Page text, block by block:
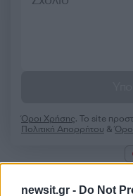
newsit.gr - Do Not
Όροι Χρήσης. Το site
Πολιτική Απορρήτου &